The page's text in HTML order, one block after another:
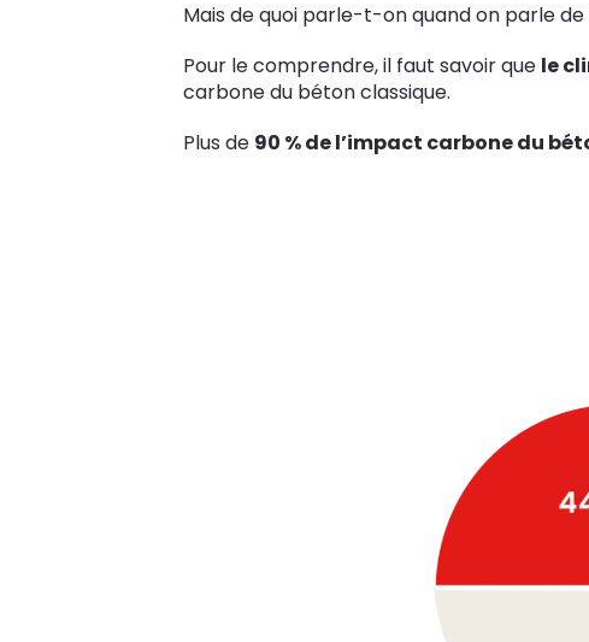
Mais de quoi parle-t-on quand on parle
Pour le comprendre, il faut savoir que le
carbone du béton classique.
Plus de 90 % de l’impact carbone du